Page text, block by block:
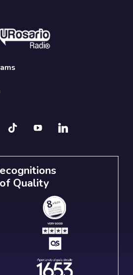
of Quality